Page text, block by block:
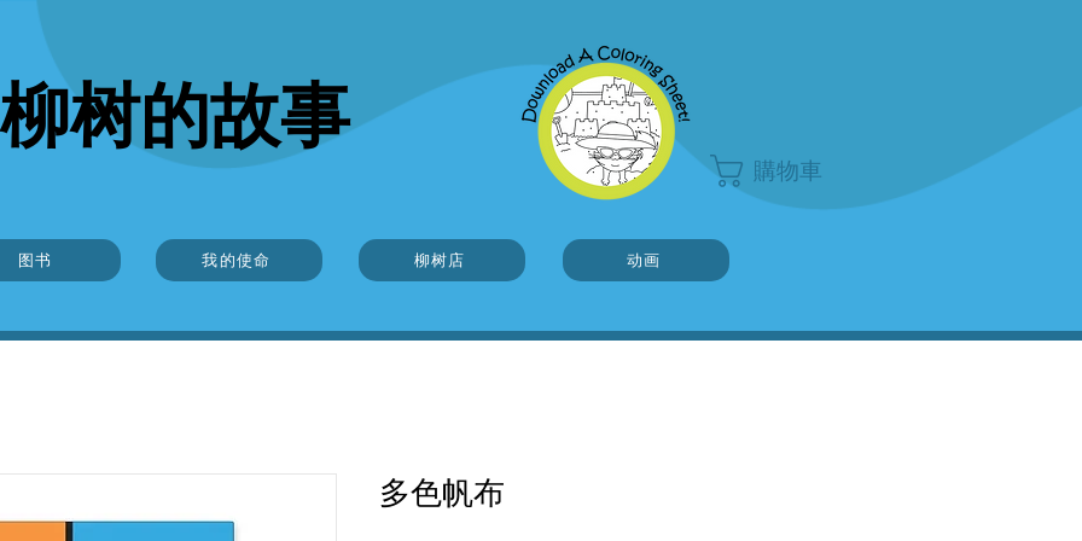
柳树的故事
購物車
图书 我的使命 柳树店 动画
多色帆布